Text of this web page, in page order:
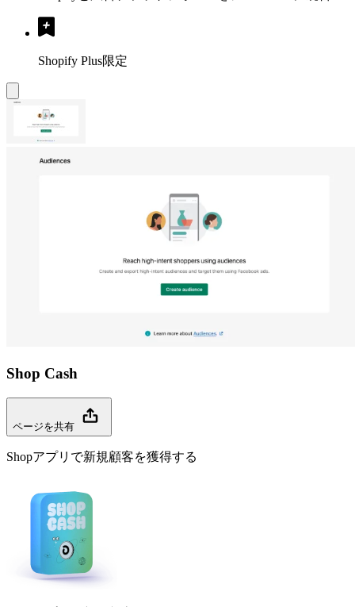
Shopify Plus限定
Shop Cash
ページを共有
Shopアプリで新規顧客を獲得する